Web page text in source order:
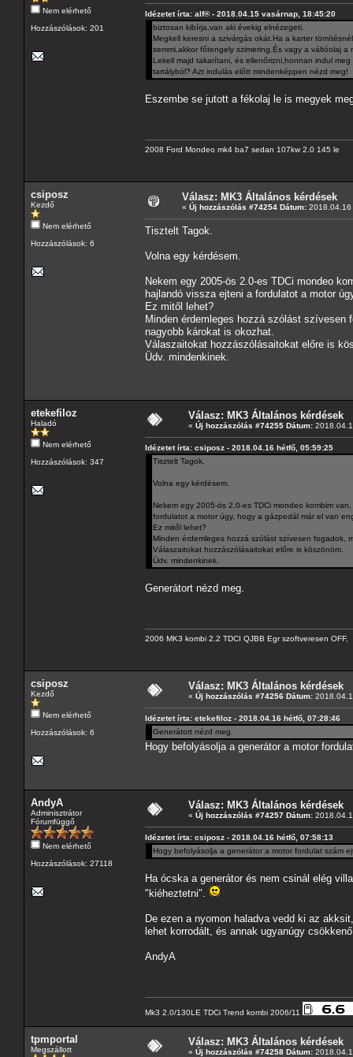
Nem elérhető
Hozzászólások: 201
Idézetet írta: alf® - 2018.04.15 vasárnap, 18:45:20
biztosan kibírja,van aki évekig elnézegeti.
Megkell keresni a szivárgás okát.Ha a karter
semmi,akkor főtengely szimering.És vagy a váltóolaj
Lekell majd takarítani, és ellenőrizni,honnan indul
tartályból? Azt indulás előtt mindenképpen nézd meg!
Eszembe se jutott a fékolaj le is megyek
2008 Ford Mondeo mk4 ba7 sedan 107kw 2.0 145 le
csiposz
Kezdő
Nem elérhető
Hozzászólások: 6
Válasz: MK3 Általános kérdések
« Új hozzászólás #74254 Dátum:
Tisztelt Tagok.
Volna egy kérdésem.
Nekem egy 2005-ös 2.0-es TDCi mondeo
hajlandó vissza ejteni a fordulatot a motor
Ez mitől lehet?
Minden érdemleges hozzá szólást
nagyobb károkat is okozhat.
Válaszaitokat hozzászólásaitokat előre is
Üdv. mindenkinek.
etekefiloz
Haladó
Nem elérhető
Hozzászólások: 347
Válasz: MK3 Általános kérdések
« Új hozzászólás #74255 Dátum:
Idézetet írta: csiposz - 2018.04.16 hétfő, 05:59:25
Tisztelt Tagok.
Volna egy kérdésem.
Nekem egy 2005-ös 2.0-es TDCi mondeo kombim
fordulatot a motor úgy, hogy a gázpedál már el van
Ez mitől lehet?
Minden érdemleges hozzá szólást szívesen fogadok,
Válaszaitokat hozzászólásaitokat előre is köszönöm.
Üdv. mindenkinek.
Generátort nézd meg.
2006 MK3 kombi 2.2 TDCI QJBB Egr szoftveresen OFF,
csiposz
Kezdő
Nem elérhető
Hozzászólások: 6
Válasz: MK3 Általános kérdések
« Új hozzászólás #74256 Dátum:
Idézetet írta: etekefiloz - 2018.04.16 hétfő, 07:28:46
Generátort nézd meg.
Hogy befolyásolja a generátor a motor
AndyA
Adminisztrátor
Fórumfüggő
Nem elérhető
Hozzászólások: 27118
Válasz: MK3 Általános kérdések
« Új hozzászólás #74257 Dátum:
Idézetet írta: csiposz - 2018.04.16 hétfő, 07:58:13
Hogy befolyásolja a generátor a motor fordulat szám
Ha ócska a generátor és nem csinál elég
"kiéheztetni".
De ezen a nyomon haladva vedd ki az
lehet korrodált, és annak ugyanúgy
AndyA
Mk3 2.0/130LE TDCi Trend kombi 2006/11
tpmportal
Megszállott
Válasz: MK3 Általános kérdések
« Új hozzászólás #74258 Dátum: